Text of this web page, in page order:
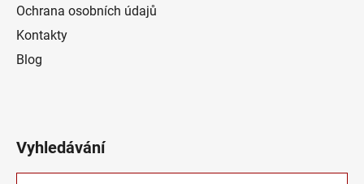
Ochrana osobních údajů
Kontakty
Blog
Vyhledávání